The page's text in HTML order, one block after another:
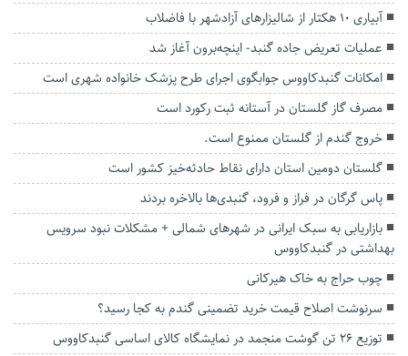
آبیاری ۱۰ هکتار از شالیزار‌های آزادشهر با فاضلاب
عملیات تعریض جاده گنبد- اینچه‌برون آغاز شد
امکانات گنبدکاووس جوابگوی اجرای طرح پزشک خانواده شهری است
مصرف گاز گلستان در آستانه ثبت رکورد است
خروج گندم از گلستان ممنوع است.
گلستان دومین استان دارای نقاط حادثه‌خیز کشور است
پاس گرگان در فراز و فرود، گنبدی‌ها بالاخره بردند
بازاریابی به سبک ایرانی در شهرهای شمالی + مشکلات نبود سرویس
بهداشتی در گنبدکاووس
چوب حراج به خاک هیرکانی
سرنوشت اصلاح قیمت خرید تضمینی گندم به کجا رسید؟
توزیع ۲۶ تن گوشت منجمد در نمایشگاه کالای اساسی گنبدکاووس